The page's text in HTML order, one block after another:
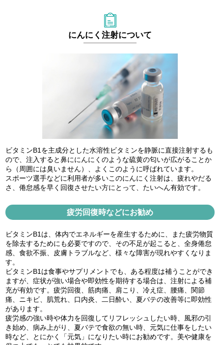
にんにく注射について
ビタミンB1を主成分とした水溶性ビタミンを静脈に直接注射するも
ので、注入すると鼻ににんにくのような硫黄の匂いが広がることか
ら（周囲には臭いません）、よくこのように呼ばれています。
スポーツ選手などに利用者が多いこのにんにく注射は、疲れやだる
さ、倦怠感を早く回復させたい方にとって、たいへん有効です。
疲労回復時などにお勧め
ビタミンB1は、体内でエネルギーを産生するために、また疲労物質
を除去するためにも必要ですので、その不足が起こると、全身倦怠
感、食欲不振、皮膚トラブルなど、様々な障害が現れやすくなりま
す。
ビタミンB1は食事やサプリメントでも、ある程度は補うことができ
ますが、症状が強い場合や即効性を期待する場合は、注射による補
充が有効です。疲労回復、筋肉痛、肩こり、冷え症、腰痛、関節
痛、ニキビ、肌荒れ、口内炎、二日酔い、夏バテの改善等に即効性
があります。
疲労感の強い時や体力を回復してリフレッシュしたい時、風邪の引
き始め、病み上がり、夏バテで食欲の無い時、元気に仕事をしたい
時など、とにかく「元気」になりたい時にお勧めです。美や健康を